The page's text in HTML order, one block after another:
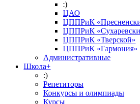
:)
ЦАО
ЦППРиК
ЦППРиК
ЦППРиК «Тверской»
ЦППРиК «Гармония»
Административные
Школа+
:)
Репетиторы
Конкурсы и олимпиады
Курсы